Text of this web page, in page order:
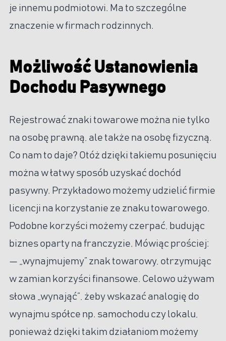
je innemu podmiotowi. Ma to szczególne
znaczenie w firmach rodzinnych.
Możliwość Ustanowienia
Dochodu Pasywnego
Rejestrować znaki towarowe można nie tylko
na osobę prawną, ale także na osobę fizyczną.
Co nam to daje? Otóż dzięki takiemu posunięciu
można w łatwy sposób uzyskać dochód
pasywny. Przykładowo możemy udzielić firmie
licencji na korzystanie ze znaku towarowego.
Podobne korzyści możemy czerpać, budując
biznes oparty na franczyzie. Mówiąc prościej:
— „wynajmujemy” znak towarowy, otrzymując
w zamian korzyści finansowe. Celowo używam
słowa „wynająć”, żeby wskazać analogię do
wynajmu spółce np. samochodu czy lokalu,
ponieważ dzięki takim działaniom możemy